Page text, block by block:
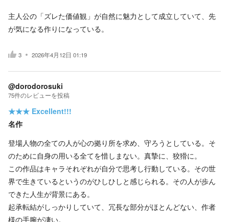
主人公の「ズレた価値観」が自然に魅力として成立していて、先
が気になる作りになっている。
3 2026年4月12日 01:19
@dorodorosuki
75件のレビューを投稿
★★★ Excellent!!!
名作
登場人物の全ての人が心の拠り所を求め、守ろうとしている。そ
のために自身の用いる全てを惜しまない。真摯に、狡猾に。
この作品はキャラそれぞれが自分で思考し行動している。その世
界で生きているというのがひしひしと感じられる。その人が歩ん
できた人生が背景にある。
起承転結がしっかりしていて、冗長な部分がほとんどない、作者
様の手腕が凄い。